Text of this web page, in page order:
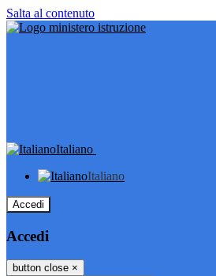
Salta al contenuto
Italiano
Italiano
Accedi
Accedi
button close ×